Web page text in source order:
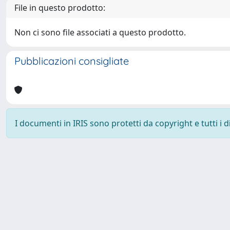
File in questo prodotto:
Non ci sono file associati a questo prodotto.
Pubblicazioni consigliate
I documenti in IRIS sono protetti da copyright e tutti i